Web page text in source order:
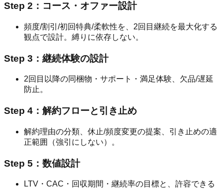
Step 2：コース・オファー設計
頻度/割引/初回特典/柔軟性を、2回目継続を最大化する
観点で設計。縛りに依存しない。
Step 3：継続体験の設計
2回目以降の同梱物・サポート・満足体験、欠品/遅延
防止。
Step 4：解約フローと引き止め
解約理由の分類、休止/頻度変更の提案、引き止めの適
正範囲（強引にしない）。
Step 5：数値設計
LTV・CAC・回収期間・継続率の目標と、許容できる